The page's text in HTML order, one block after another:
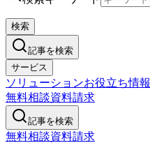
検索
記事を検索
サービス
ソリューションお役立ち情報
無料相談資料請求
記事を検索
無料相談資料請求